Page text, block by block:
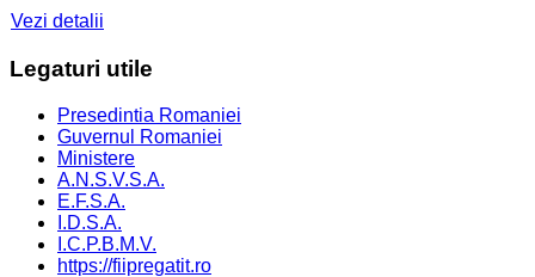
Vezi detalii
Legaturi utile
Presedintia Romaniei
Guvernul Romaniei
Ministere
A.N.S.V.S.A.
E.F.S.A.
I.D.S.A.
I.C.P.B.M.V.
https://fiipregatit.ro